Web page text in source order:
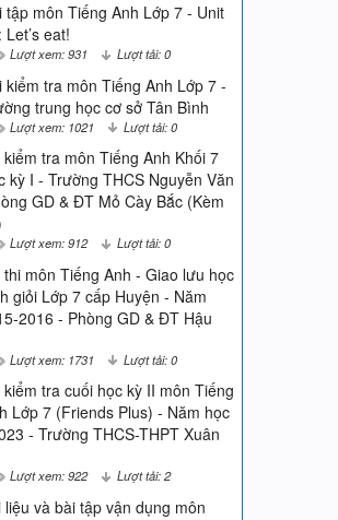
tập môn Tiếng Anh Lớp 7 - Unit
Let’s eat!
Lượt xem: 931 Lượt tải: 0
kiểm tra môn Tiếng Anh Lớp 7 -
trung học cơ sở Tân Bình
Lượt xem: 1021 Lượt tải: 0
tra môn Tiếng Anh Khối 7
kỳ I - Trường THCS Nguyễn Văn
GD & ĐT Mỏ Cày Bắc (Kèm
Lượt xem: 912 Lượt tải: 0
môn Tiếng Anh - Giao lưu học
giỏi Lớp 7 cấp Huyện - Năm
2016 - Phòng GD & ĐT Hậu
Lượt xem: 1731 Lượt tải: 0
tra cuối học kỳ II môn Tiếng
Lớp 7 (Friends Plus) - Năm học
- Trường THCS-THPT Xuân
Lượt xem: 922 Lượt tải: 2
liệu và bài tập vận dụng môn